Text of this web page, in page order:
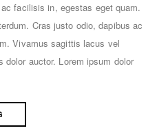
facilisis in, egestas eget quam.
Cras justo odio, dapibus ac
Vivamus sagittis lacus vel
dolor auctor. Lorem ipsum dolor